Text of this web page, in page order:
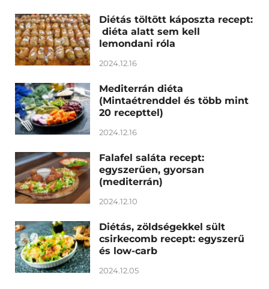
Diétás töltött káposzta recept:
diéta alatt sem kell
lemondani róla
2024.12.16
Mediterrán diéta
(Mintaétrenddel és több mint
20 recepttel)
2024.12.16
Falafel saláta recept:
egyszerűen, gyorsan
(mediterrán)
2024.12.10
Diétás, zöldségekkel sült
csirkecomb recept: egyszerű
és low-carb
2024.12.05